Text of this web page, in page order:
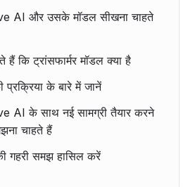
AI और उसके मॉडल सीखना चाहते
हैं कि ट्रांसफार्मर मॉडल क्या है
प्रक्रिया के बारे में जानें
AI के साथ नई सामग्री तैयार करने
चाहते हैं
गहरी समझ हासिल करें